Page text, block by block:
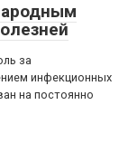
за
инфекционных
на постоянно